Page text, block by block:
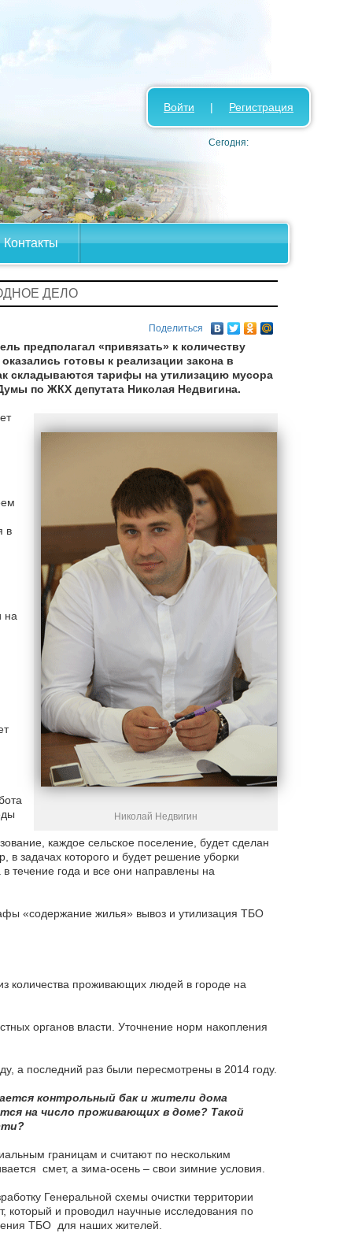
Контакты
Войти | Регистрация
Сегодня:
ДЕЛО
Поделиться
предполагал «привязать» к количеству
готовы к реализации закона в
складываются тарифы на утилизацию мусора
по ЖКХ депутата Николая Недвигина.
Николай Недвигин
в
на
каждое сельское поселение, будет сделан
задачах которого и будет решение уборки
течение года и все они направлены на
«содержание жилья» вывоз и утилизация ТБО
количества проживающих людей в городе на
органов власти. Уточнение норм накопления
а последний раз были пересмотрены в 2014 году.
контрольный бак и жители дома
на число проживающих в доме? Такой
границам и считают по нескольким
смет, а зима-осень – свои зимние условия.
Генеральной схемы очистки территории
который и проводил научные исследования по
ТБО для наших жителей.